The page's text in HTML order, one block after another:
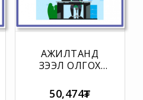
АЖИЛТАНД
ЗЭЭЛ ОЛГОХ
50,474₮